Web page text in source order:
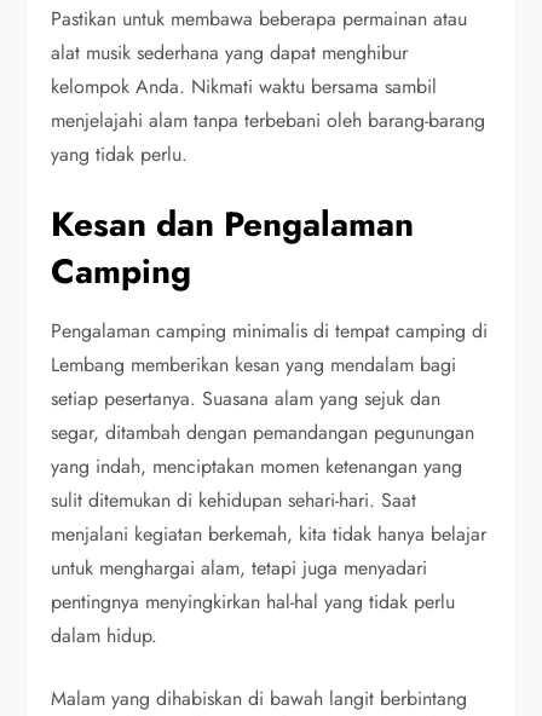
Pastikan untuk membawa beberapa permainan atau
alat musik sederhana yang dapat menghibur
kelompok Anda. Nikmati waktu bersama sambil
menjelajahi alam tanpa terbebani oleh barang-barang
yang tidak perlu.
Kesan dan Pengalaman
Camping
Pengalaman camping minimalis di tempat camping di
Lembang memberikan kesan yang mendalam bagi
setiap pesertanya. Suasana alam yang sejuk dan
segar, ditambah dengan pemandangan pegunungan
yang indah, menciptakan momen ketenangan yang
sulit ditemukan di kehidupan sehari-hari. Saat
menjalani kegiatan berkemah, kita tidak hanya belajar
untuk menghargai alam, tetapi juga menyadari
pentingnya menyingkirkan hal-hal yang tidak perlu
dalam hidup.
Malam yang dihabiskan di bawah langit berbintang